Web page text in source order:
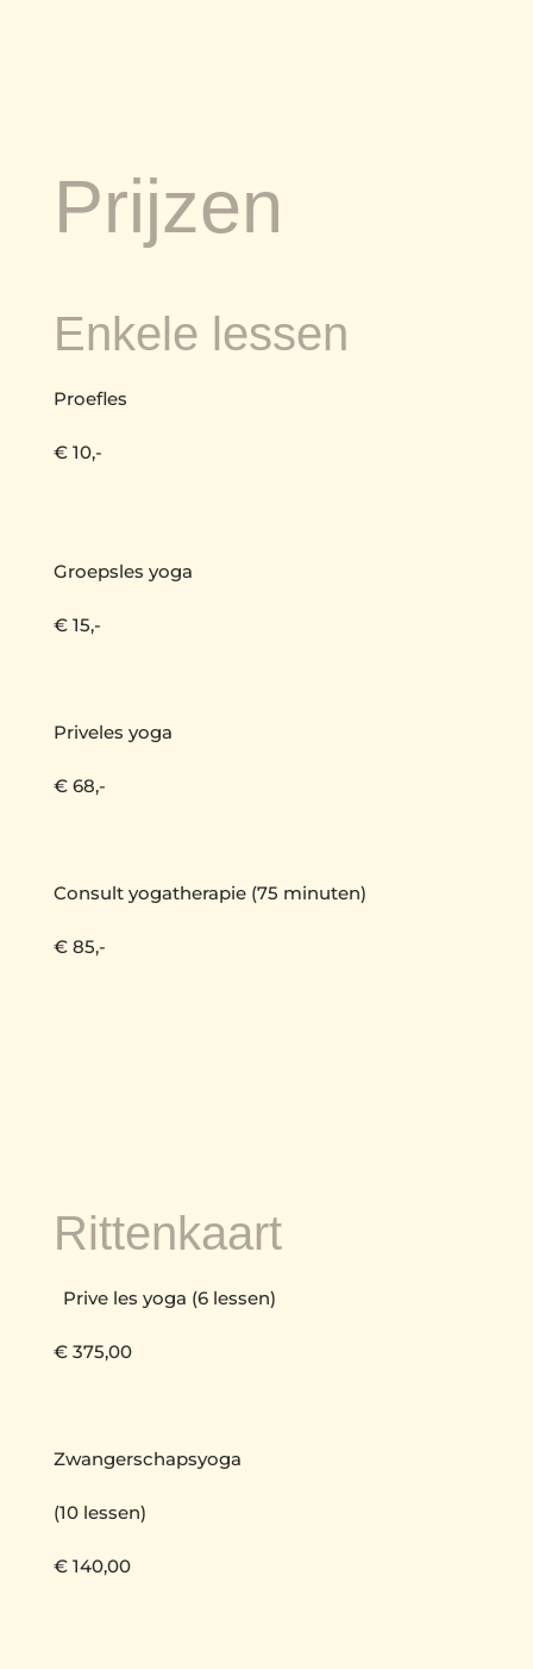
Prijzen
Enkele lessen
Proefles
€ 10,-
Groepsles yoga
€ 15,-
Priveles yoga
€ 68,-
Consult yogatherapie (75 minuten)
€ 85,-
Rittenkaart
Prive les yoga (6 lessen)
€ 375,00
Zwangerschapsyoga
(10 lessen)
€ 140,00